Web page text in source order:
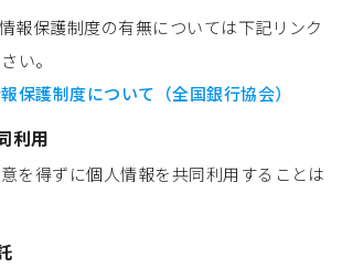
報保護制度の有無については下記リンク
い。
保護制度について（全国銀行協会）
利用
を得ずに個人情報を共同利用することは